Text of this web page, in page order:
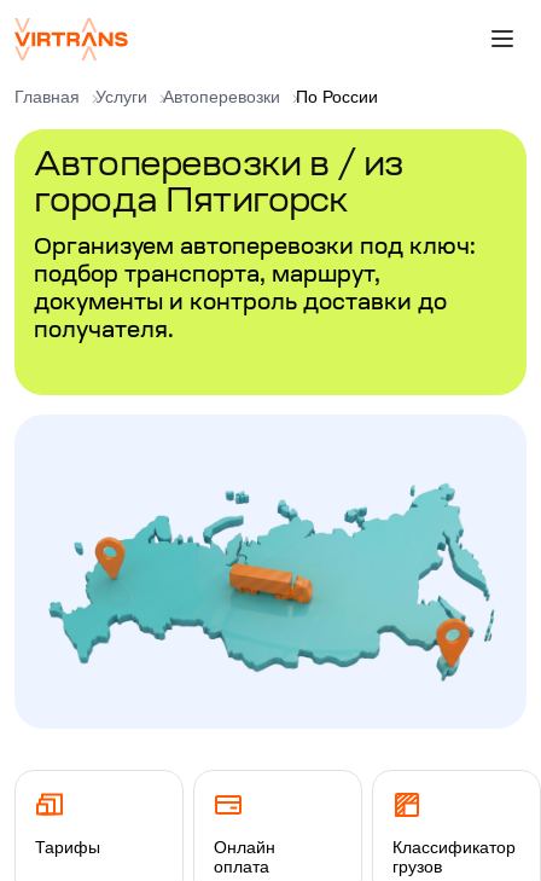
Главная Услуги Автоперевозки По России
Автоперевозки в / из
города Пятигорск
Организуем автоперевозки под ключ:
подбор транспорта, маршрут,
документы и контроль доставки до
получателя.
Тарифы
Онлайн
оплата
Классификатор
грузов